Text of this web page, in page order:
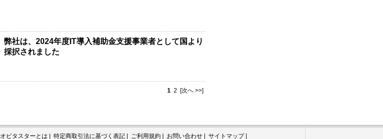
弊社は、2024年度IT導入補助金支援事業者として国より
採択されました
1 2 [次へ >>]
オビタスターとは | 特定商取引法に基づく表記| ご利用規約| お問い合わせ| サイトマップ|